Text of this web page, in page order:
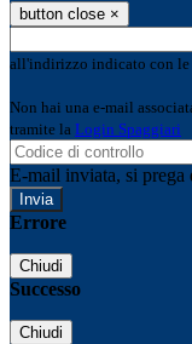
button close ×
all'indirizzo indicato con le
Non hai una e-mail
tramite la Login Spaggiari
E-mail inviata, si prega
Errore
Chiudi
Successo
Chiudi